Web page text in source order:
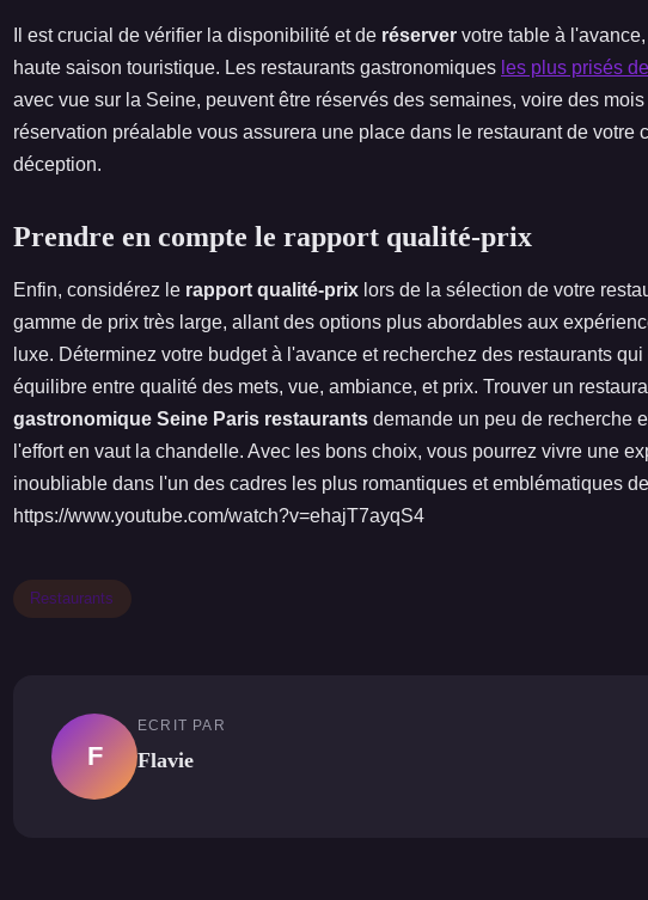
Il est crucial de vérifier la disponibilité et de réserver votre table à
haute saison touristique. Les restaurants gastronomiques les plus prisés
avec vue sur la Seine, peuvent être réservés des semaines, voire des
réservation préalable vous assurera une place dans le restaurant de votre
déception.
Prendre en compte le rapport qualité-prix
Enfin, considérez le rapport qualité-prix lors de la sélection de votre
gamme de prix très large, allant des options plus abordables aux
luxe. Déterminez votre budget à l'avance et recherchez des restaurants
équilibre entre qualité des mets, vue, ambiance, et prix. Trouver un
gastronomique Seine Paris restaurants demande un peu de recherche
l'effort en vaut la chandelle. Avec les bons choix, vous pourrez vivre une
inoubliable dans l'un des cadres les plus romantiques et emblématiques
https://www.youtube.com/watch?v=ehajT7ayqS4
Restaurants
F
ECRIT PAR
Flavie